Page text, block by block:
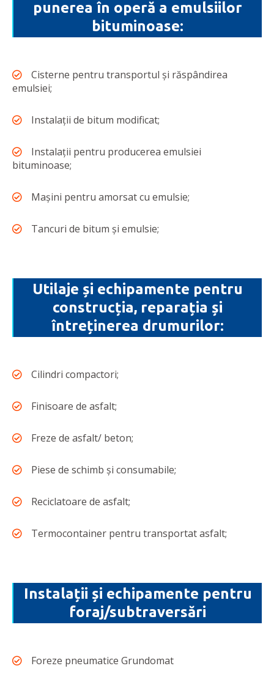
punerea în operă a emulsiilor
bituminoase:
Cisterne pentru transportul și răspândirea
emulsiei;
Instalații de bitum modificat;
Instalații pentru producerea emulsiei
bituminoase;
Mașini pentru amorsat cu emulsie;
Tancuri de bitum și emulsie;
Utilaje și echipamente pentru
construcția, reparația și
întreținerea drumurilor:
Cilindri compactori;
Finisoare de asfalt;
Freze de asfalt/ beton;
Piese de schimb și consumabile;
Reciclatoare de asfalt;
Termocontainer pentru transportat asfalt;
Instalații și echipamente pentru
foraj/subtraversări
Foreze pneumatice Grundomat